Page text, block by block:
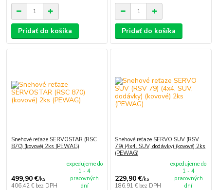
Pridať do košíka Pridať do košíka
Snehové reťaze SERVOSTAR (RSC
870) (kovové) 2ks (PEWAG)
499,90 €/ks
406,42 € bez DPH
expedujeme do
1 - 4
pracovných
dní
Snehové reťaze SERVO SUV (RSV
79) (4x4, SUV, dodávky) (kovové) 2ks
(PEWAG)
229,90 €/ks
186,91 € bez DPH
expedujeme do
1 - 4
pracovných
dní